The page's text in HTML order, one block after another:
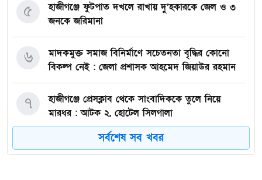
হাজীগঞ্জে ফুটপাত দখলে রাখায় দু’হকারকে জেল ও ৩
জনকে জরিমানা
৫
মাদকমুক্ত সমাজ বিনির্মাণে সচেতনতা বৃদ্ধির কোনো
বিকল্প নেই : জেলা প্রশাসক আহমেদ জিয়াউর রহমান
৬
হাজীগঞ্জে প্রেসক্লাব থেকে সাংবাদিককে তুলে নিয়ে
মারধর : আটক ২, হোটেল সিলগালা
৭
মতলব উত্তরে কালাম এন্টারপ্রাইজের মালিককে ২৫
হাজার টাকা জরিমানা
৮
সর্বশেষ সব খবর